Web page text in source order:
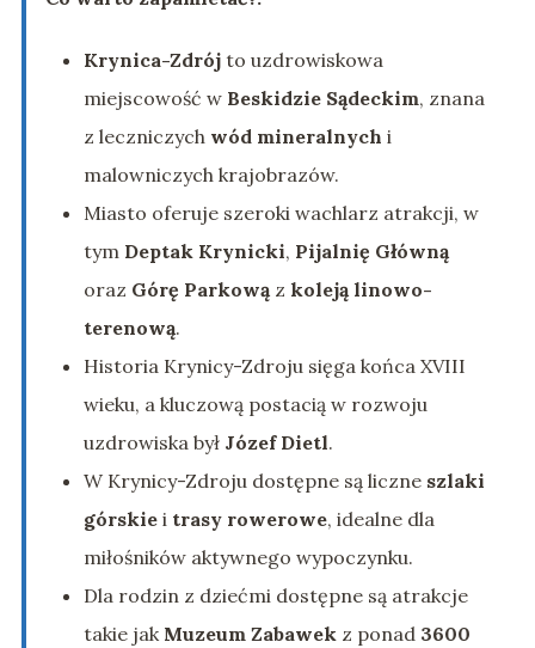
Krynica-Zdrójto uzdrowiskowa
miejscowość w Beskidzie Sądeckim, znana
z leczniczych wód mineralnych i
malowniczych krajobrazów.
Miasto oferuje szeroki wachlarz atrakcji, w
tym Deptak Krynicki, Pijalnię Główną
oraz Górę Parkowąz koleją linowo-
terenową.
Historia Krynicy-Zdroju sięga końca XVIII
wieku, a kluczową postacią w rozwoju
uzdrowiska był Józef Dietl.
W Krynicy-Zdroju dostępne są liczne szlaki
górskiei trasy rowerowe, idealne dla
miłośników aktywnego wypoczynku.
Dla rodzin z dziećmi dostępne są atrakcje
takie jak Muzeum Zabawekz ponad 3600